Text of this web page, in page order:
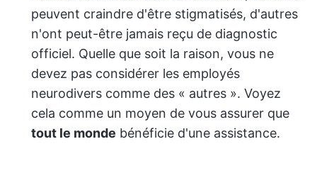
peuvent craindre d'être stigmatisés, d'autres
n'ont peut-être jamais reçu de diagnostic
officiel. Quelle que soit la raison, vous ne
devez pas considérer les employés
neurodivers comme des « autres ». Voyez
cela comme un moyen de vous assurer que
tout le monde bénéficie d'une assistance.